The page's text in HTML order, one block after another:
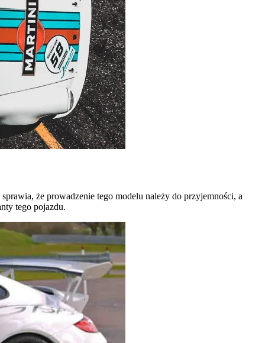
że prowadzenie tego modelu należy do przyjemności, a
tego pojazdu.